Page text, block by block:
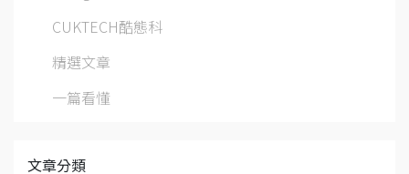
CUKTECH酷態科
精選文章
一篇看懂
文章分類